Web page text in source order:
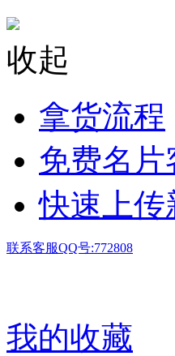
收起
拿货流程
免费名片
快速上传
联系客服QQ号:772808
我的收藏